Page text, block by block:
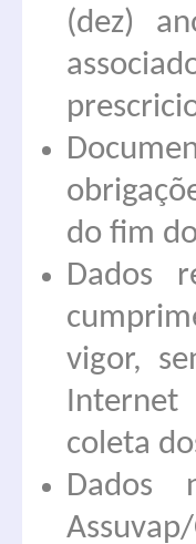
(dez)
do fim
Dados
vigor,
Internet
coleta
Dados